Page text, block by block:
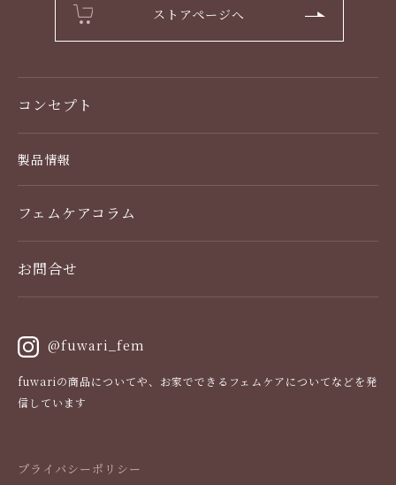
コンセプト
製品情報
デリケートゾーンケア
お得な定期便
フェムケアコラム
お問合せ
ストアページへ
@fuwari_fem
fuwariの商品についてや、お家でできるフェムケアについてなどを発
信しています
プライバシーポリシー